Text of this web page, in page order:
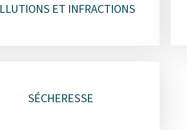
ET INFRACTIONS
SÉCHERESSE